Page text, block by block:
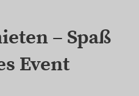
– Spaß
Event